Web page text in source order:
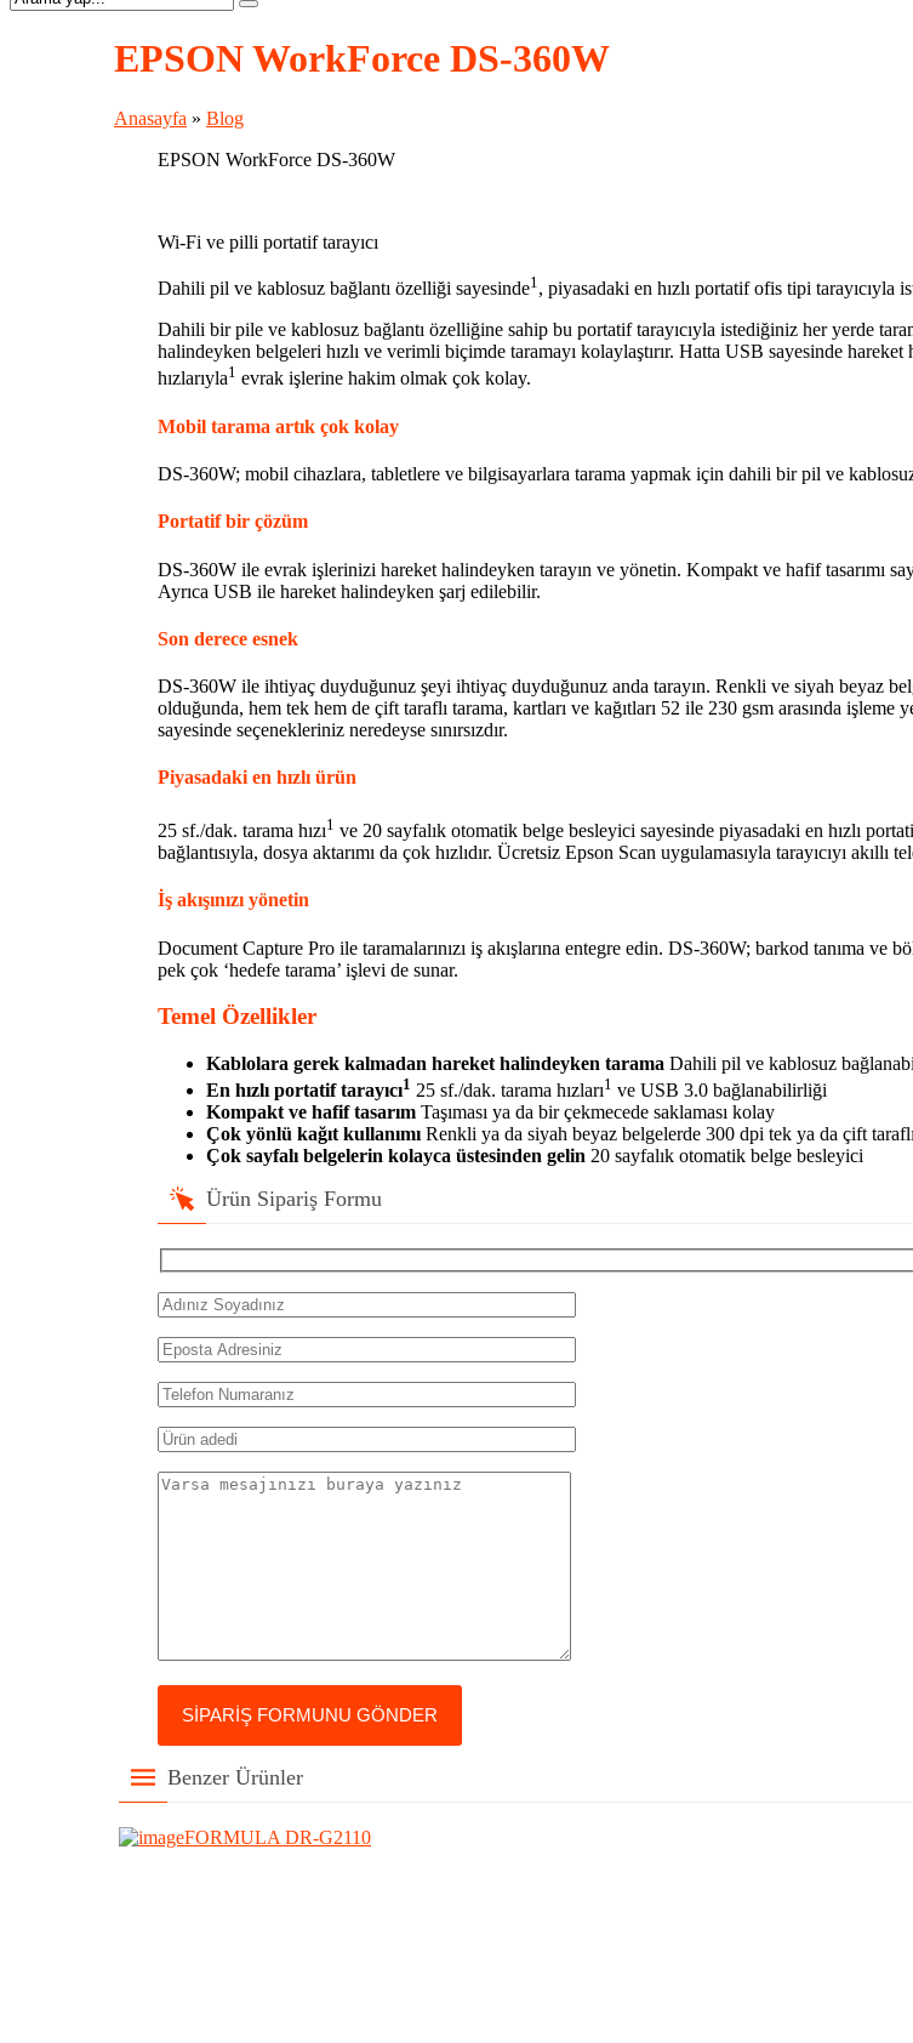
EPSON WorkForce DS-360W
Anasayfa » Blog
EPSON WorkForce DS-360W
Wi-Fi ve pilli portatif tarayıcı
Dahili pil ve kablosuz bağlantı özelliği sayesinde1 , piyasadaki en hızlı portatif ofis tipi
Dahili bir pile ve kablosuz bağlantı özelliğine sahip bu portatif tarayıcıyla istediğiniz her yerde
halindeyken belgeleri hızlı ve verimli biçimde taramayı kolaylaştırır. Hatta USB sayesinde
hızlarıyla1 evrak işlerine hakim olmak çok kolay.
Mobil tarama artık çok kolay
DS-360W; mobil cihazlara, tabletlere ve bilgisayarlara tarama yapmak için dahili bir pil ve
Portatif bir çözüm
DS-360W ile evrak işlerinizi hareket halindeyken tarayın ve yönetin. Kompakt ve hafif tasarımı
Ayrıca USB ile hareket halindeyken şarj edilebilir.
Son derece esnek
DS-360W ile ihtiyaç duyduğunuz şeyi ihtiyaç duyduğunuz anda tarayın. Renkli ve siyah beyaz
olduğunda, hem tek hem de çift taraflı tarama, kartları ve kağıtları 52 ile 230 gsm arasında
sayesinde seçenekleriniz neredeyse sınırsızdır.
Piyasadaki en hızlı ürün
25 sf./dak. tarama hızı1 ve 20 sayfalık otomatik belge besleyici sayesinde piyasadaki en hızlı
bağlantısıyla, dosya aktarımı da çok hızlıdır. Ücretsiz Epson Scan uygulamasıyla tarayıcıyı
İş akışınızı yönetin
Document Capture Pro ile taramalarınızı iş akışlarına entegre edin. DS-360W; barkod tanıma
pek çok ‘hedefe tarama’ işlevi de sunar.
Temel Özellikler
Kablolara gerek kalmadan hareket halindeyken tarama Dahili pil ve kablosuz
En hızlı portatif tarayıcı1 25 sf./dak. tarama hızları1 ve USB 3.0 bağlanabilirliği
Kompakt ve hafif tasarım Taşıması ya da bir çekmecede saklaması kolay
Çok yönlü kağıt kullanımı Renkli ya da siyah beyaz belgelerde 300 dpi tek ya da çift
Çok sayfalı belgelerin kolayca üstesinden gelin 20 sayfalık otomatik belge besleyici
Ürün Sipariş Formu
Benzer Ürünler